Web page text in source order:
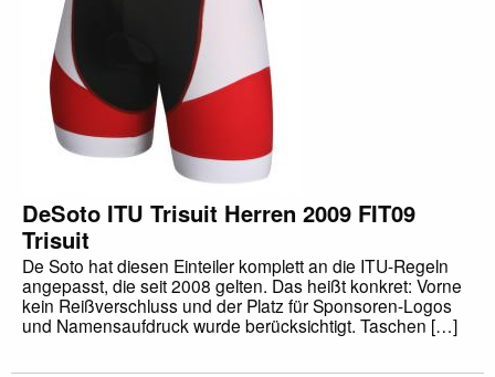
DeSoto ITU Trisuit Herren 2009 FIT09
Trisuit
De Soto hat diesen Einteiler komplett an die ITU-Regeln
angepasst, die seit 2008 gelten. Das heißt konkret: Vorne
kein Reißverschluss und der Platz für Sponsoren-Logos
und Namensaufdruck wurde berücksichtigt. Taschen […]